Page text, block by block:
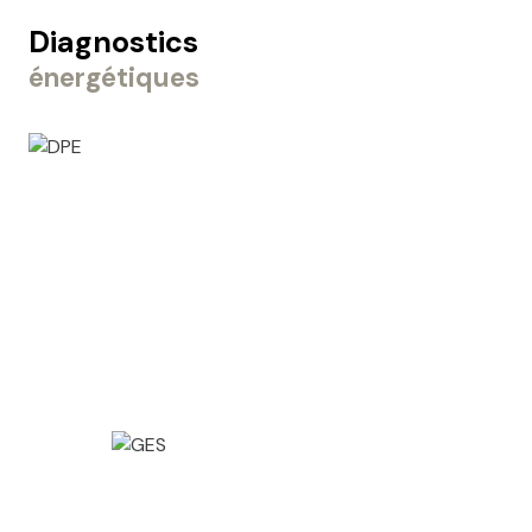
Diagnostics
énergétiques